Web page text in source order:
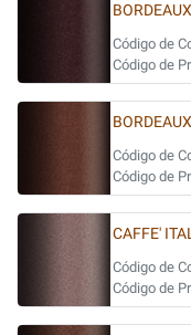
Código de
Código de
Código de
Código de
CAFFE'
Código de
Código de